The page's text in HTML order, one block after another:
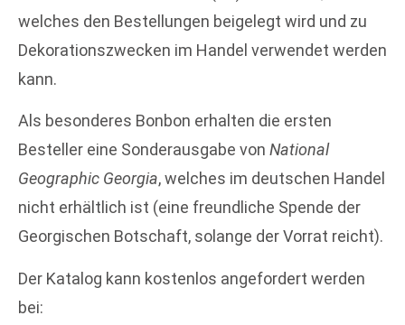
welches den Bestellungen beigelegt wird und zu
Dekorationszwecken im Handel verwendet werden
kann.
Als besonderes Bonbon erhalten die ersten
Besteller eine Sonderausgabe von National
Geographic Georgia, welches im deutschen Handel
nicht erhältlich ist (eine freundliche Spende der
Georgischen Botschaft, solange der Vorrat reicht).
Der Katalog kann kostenlos angefordert werden
bei: